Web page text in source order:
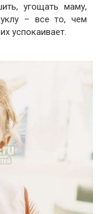
угощать маму,
– все то, чем
успокаивает.